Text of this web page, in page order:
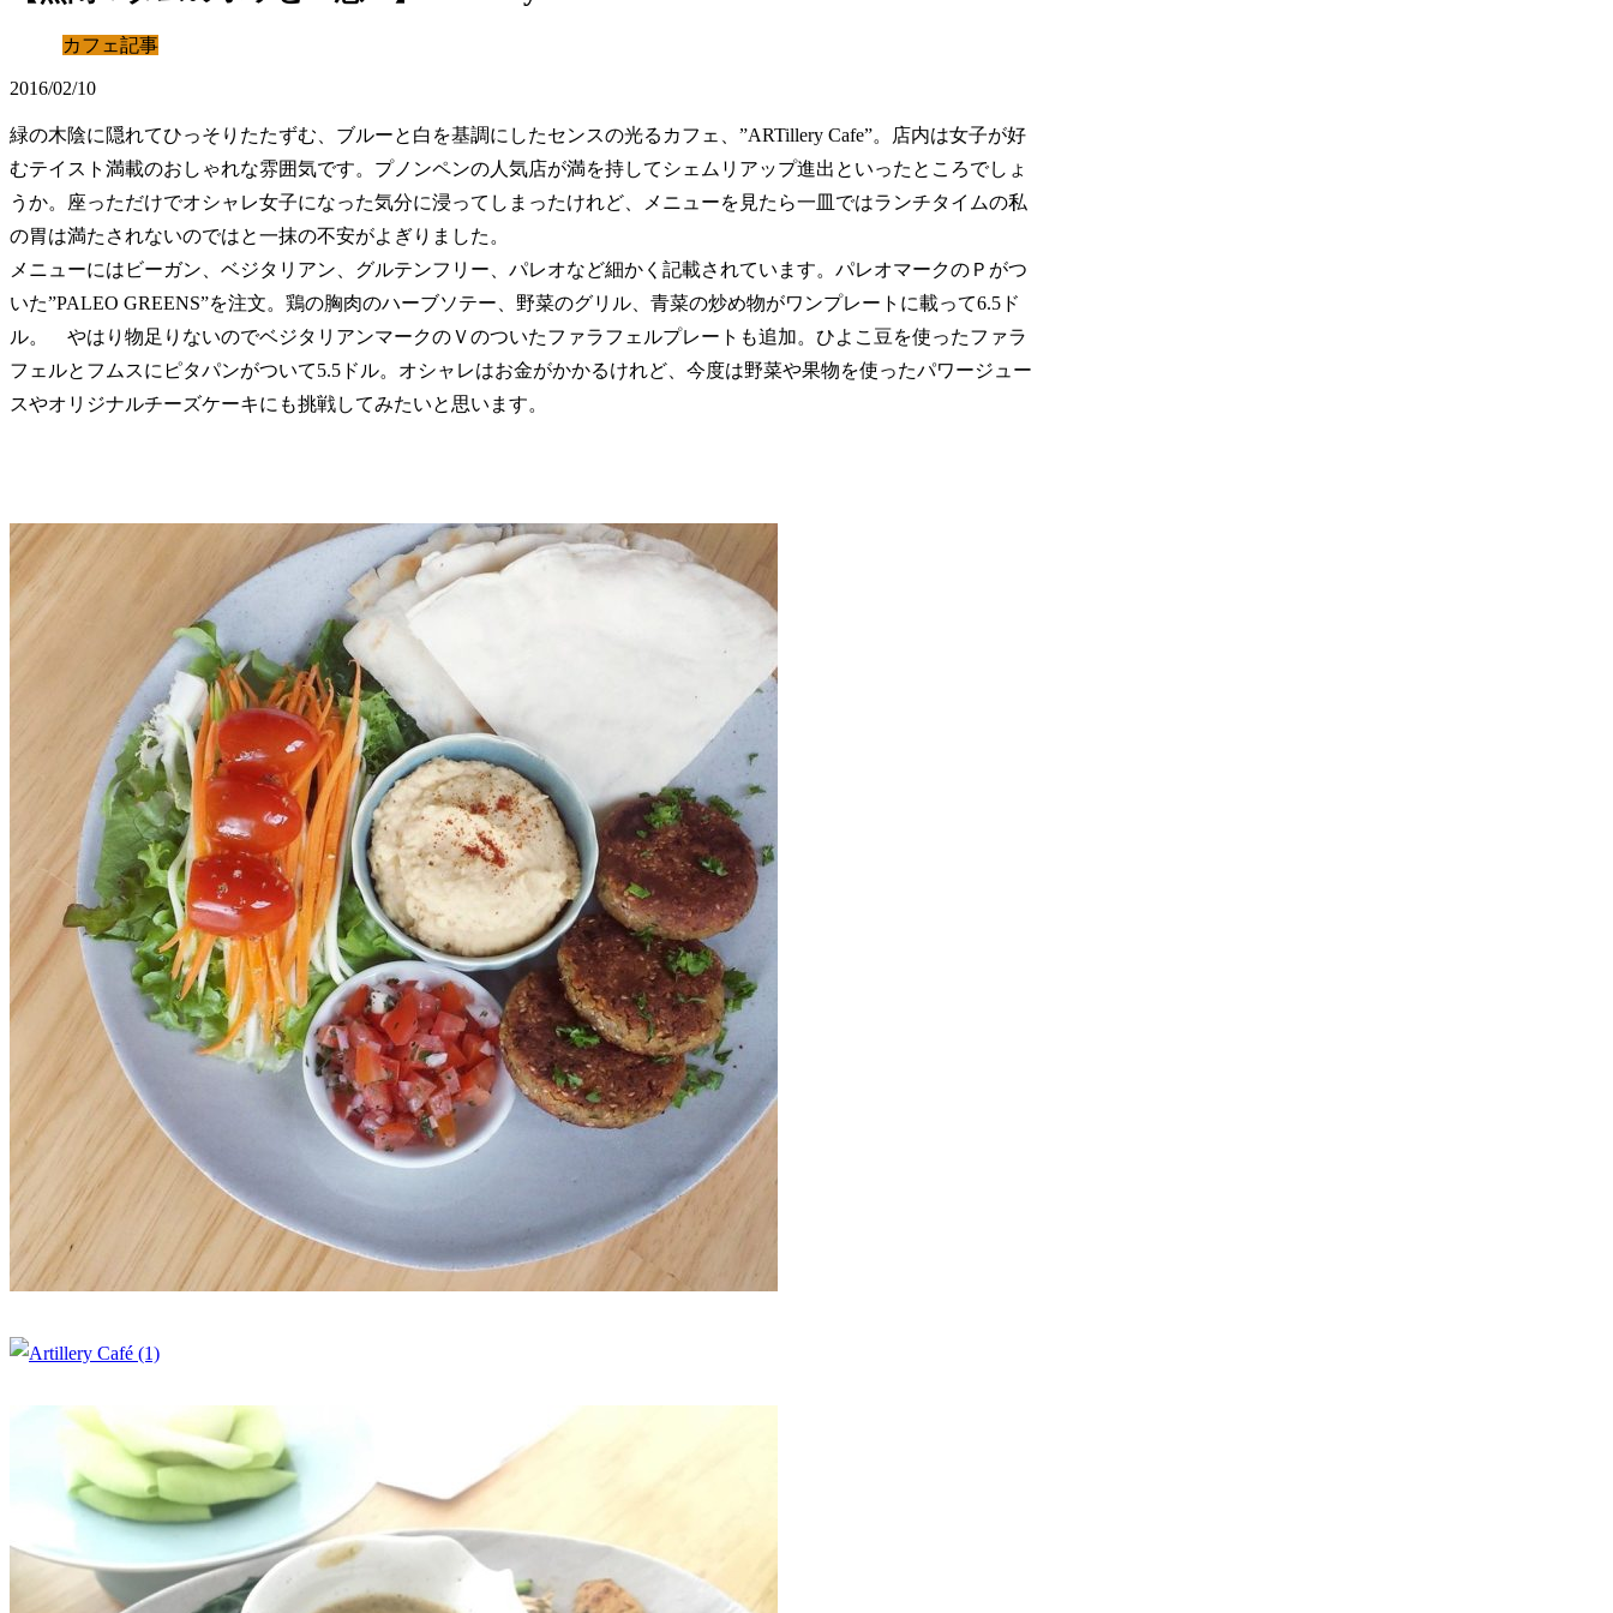
カフェ記事
2016/02/10
緑の木陰に隠れてひっそりたたずむ、ブルーと白を基調にしたセンスの光るカフェ、”ARTillery Cafe”。店内は女子が好
むテイスト満載のおしゃれな雰囲気です。プノンペンの人気店が満を持してシェムリアップ進出といったところでしょ
うか。座っただけでオシャレ女子になった気分に浸ってしまったけれど、メニューを見たら一皿ではランチタイムの私
の胃は満たされないのではと一抹の不安がよぎりました。
メニューにはビーガン、ベジタリアン、グルテンフリー、パレオなど細かく記載されています。パレオマークのＰがつ
いた”PALEO GREENS”を注文。鶏の胸肉のハーブソテー、野菜のグリル、青菜の炒め物がワンプレートに載って6.5ド
ル。 やはり物足りないのでベジタリアンマークのＶのついたファラフェルプレートも追加。ひよこ豆を使ったファラ
フェルとフムスにピタパンがついて5.5ドル。オシャレはお金がかかるけれど、今度は野菜や果物を使ったパワージュー
スやオリジナルチーズケーキにも挑戦してみたいと思います。